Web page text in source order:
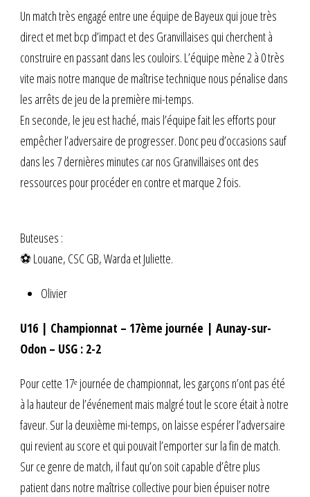
Un match très engagé entre une équipe de Bayeux qui joue très
direct et met bcp d’impact et des Granvillaises qui cherchent à
construire en passant dans les couloirs. L’équipe mène 2 à 0 très
vite mais notre manque de maîtrise technique nous pénalise dans
les arrêts de jeu de la première mi-temps.
En seconde, le jeu est haché, mais l’équipe fait les efforts pour
empêcher l’adversaire de progresser. Donc peu d’occasions sauf
dans les 7 dernières minutes car nos Granvillaises ont des
ressources pour procéder en contre et marque 2 fois.
Buteuses :
⚽ Louane, CSC GB, Warda et Juliette.
Olivier
U16 | Championnat – 17ème journée | Aunay-sur-
Odon – USG : 2-2
Pour cette 17ᵉ journée de championnat, les garçons n’ont pas été
à la hauteur de l’événement mais malgré tout le score était à notre
faveur. Sur la deuxième mi-temps, on laisse espérer l’adversaire
qui revient au score et qui pouvait l’emporter sur la fin de match.
Sur ce genre de match, il faut qu’on soit capable d’être plus
patient dans notre maîtrise collective pour bien épuiser notre